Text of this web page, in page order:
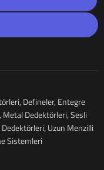
,Defineler,Entegre
,Metal Dedektörleri,Sesli
,Uzun Menzilli
Sistemleri